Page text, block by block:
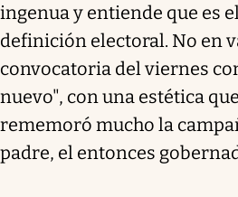
ingenua y entiende que es
definición electoral. No en
convocatoria del viernes
nuevo", con una estética
rememoró mucho la
padre, el entonces